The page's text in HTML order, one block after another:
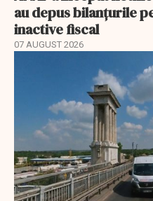
au depus bilanțurile
inactive fiscal
07 AUGUST 2026